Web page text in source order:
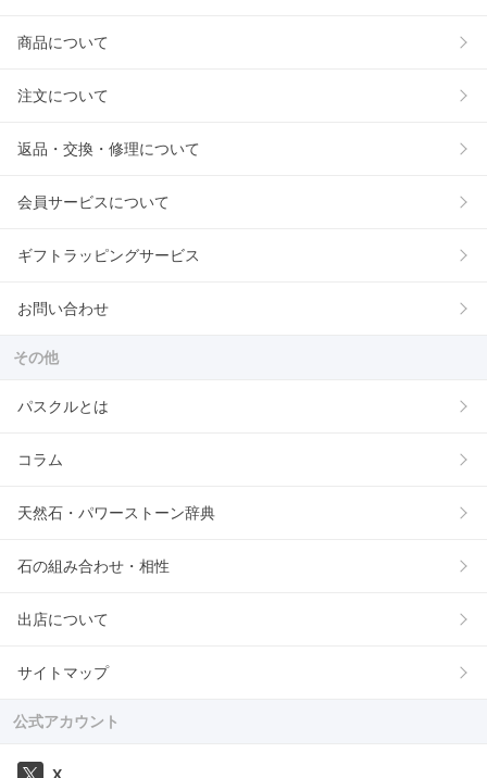
商品について
注文について
返品・交換・修理について
会員サービスについて
ギフトラッピングサービス
お問い合わせ
その他
パスクルとは
コラム
天然石・パワーストーン辞典
石の組み合わせ・相性
出店について
サイトマップ
公式アカウント